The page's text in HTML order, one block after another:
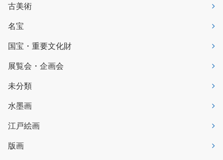
古美術
名宝
国宝・重要文化財
展覧会・企画会
未分類
水墨画
江戸絵画
版画